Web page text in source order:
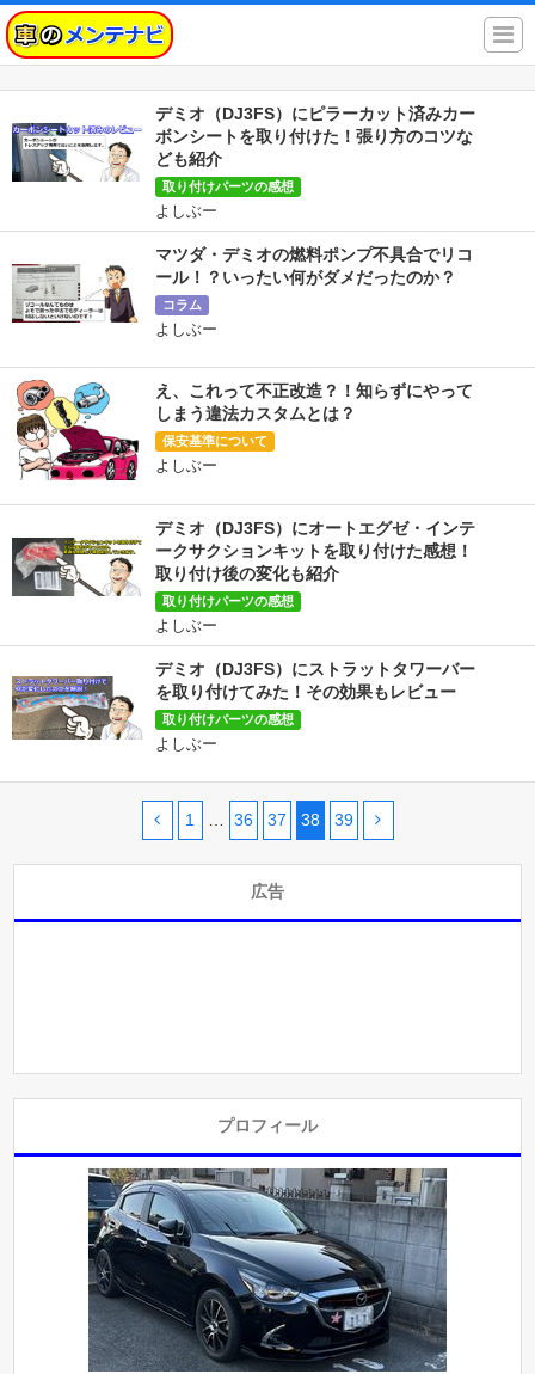
デミオ（DJ3FS）にピラーカット済みカー
ボンシートを取り付けた！張り方のコツな
ども紹介
取り付けパーツの感想
よしぶー
マツダ・デミオの燃料ポンプ不具合でリコ
ール！？いったい何がダメだったのか？
コラム
よしぶー
え、これって不正改造？！知らずにやって
しまう違法カスタムとは？
保安基準について
よしぶー
デミオ（DJ3FS）にオートエグゼ・インテ
ークサクションキットを取り付けた感想！
取り付け後の変化も紹介
取り付けパーツの感想
よしぶー
デミオ（DJ3FS）にストラットタワーバー
を取り付けてみた！その効果もレビュー
取り付けパーツの感想
よしぶー
1 36 37 38 39
広告
プロフィール